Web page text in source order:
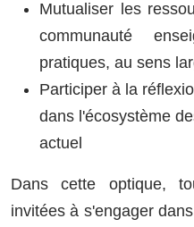
Mutualiser les
communauté
pratiques, au sens
Participer à la
dans l'écosystème
actuel
Dans cette optique,
invitées à s'engager